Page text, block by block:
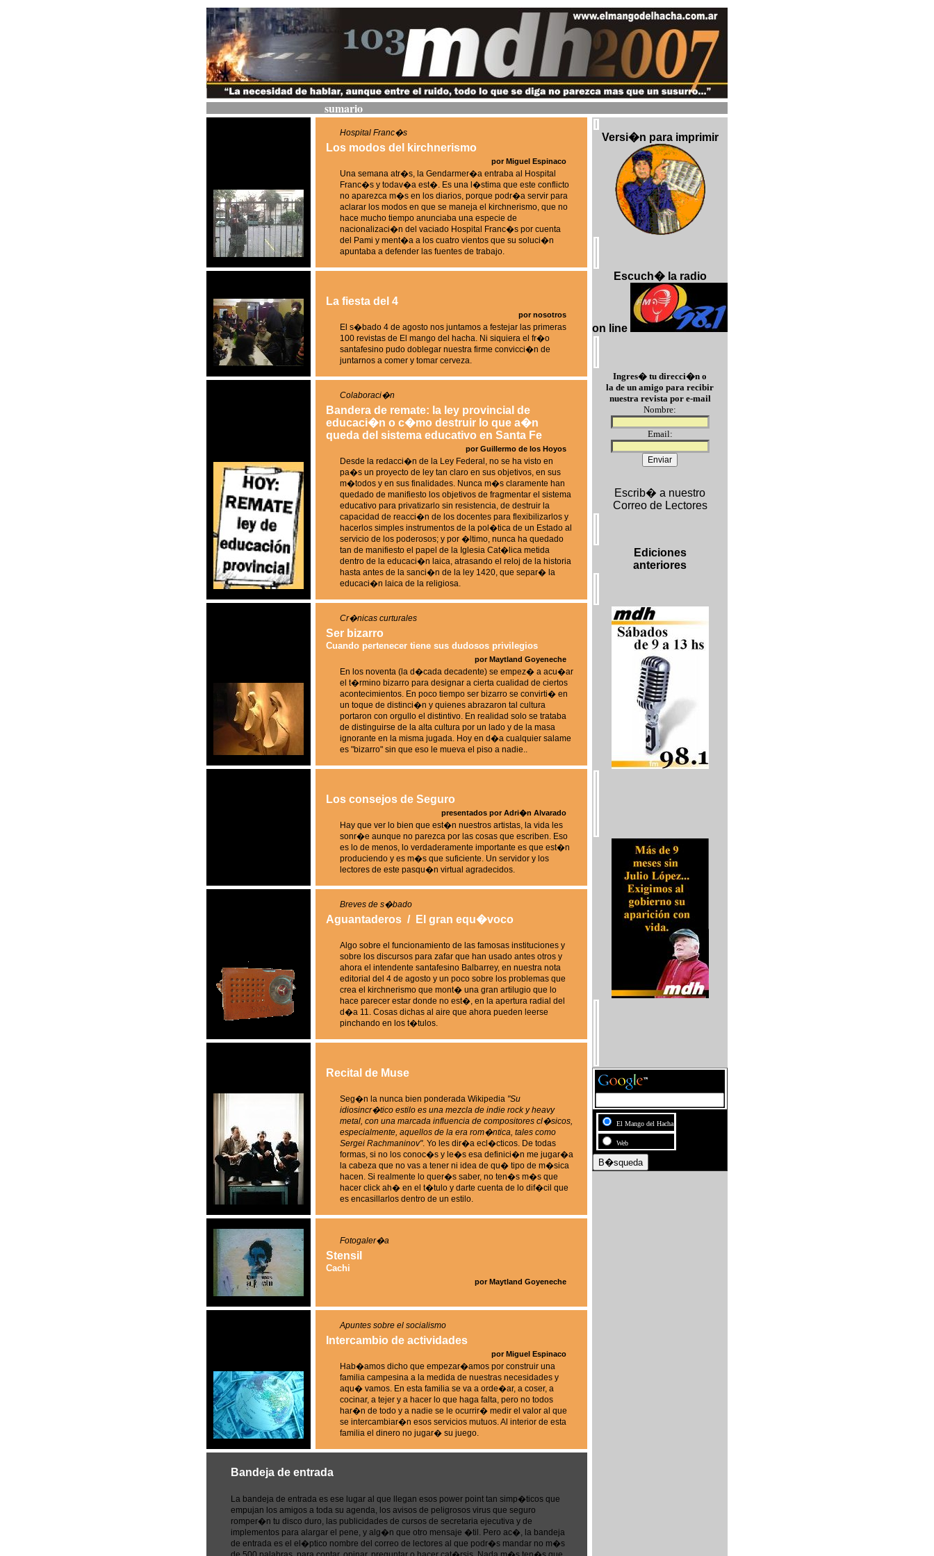
sumario
Hospital Franc�s
Los modos del kirchnerismo
por Miguel Espinaco
Una semana atr�s, la Gendarmer�a entraba al Hospital
Franc�s y todav�a est�. Es una l�stima que este conflicto
no aparezca m�s en los diarios, porque podr�a servir para
aclarar los modos en que se maneja el kirchnerismo, que no
hace mucho tiempo anunciaba una especie de
nacionalizaci�n del vaciado Hospital Franc�s por cuenta
del Pami y ment�a a los cuatro vientos que su soluci�n
apuntaba a defender las fuentes de trabajo.
Versi�n para imprimir
Escuch� la radio
on line
Ingres� tu direcci�n o
la de un amigo para recibir
nuestra revista por e-mail
Nombre:
Email:
Escrib� a nuestro
Correo de Lectores
Ediciones
anteriores
El Mango del Hacha
Web
La fiesta del 4
por nosotros
El s�bado 4 de agosto nos juntamos a festejar las primeras
100 revistas de El mango del hacha. Ni siquiera el fr�o
santafesino pudo doblegar nuestra firme convicci�n de
juntarnos a comer y tomar cerveza.
Colaboraci�n
Bandera de remate: la ley provincial de
educaci�n o c�mo destruir lo que a�n
queda del sistema educativo en Santa Fe
por Guillermo de los Hoyos
Desde la redacci�n de la Ley Federal, no se ha visto en
pa�s un proyecto de ley tan claro en sus objetivos, en sus
m�todos y en sus finalidades. Nunca m�s claramente han
quedado de manifiesto los objetivos de fragmentar el sistema
educativo para privatizarlo sin resistencia, de destruir la
capacidad de reacci�n de los docentes para flexibilizarlos y
hacerlos simples instrumentos de la pol�tica de un Estado al
servicio de los poderosos; y por �ltimo, nunca ha quedado
tan de manifiesto el papel de la Iglesia Cat�lica metida
dentro de la educaci�n laica, atrasando el reloj de la historia
hasta antes de la sanci�n de la ley 1420, que separ� la
educaci�n laica de la religiosa.
Cr�nicas curturales
Ser bizarro
Cuando pertenecer tiene sus dudosos privilegios
por Maytland Goyeneche
En los noventa (la d�cada decadente) se empez� a acu�ar
el t�rmino bizarro para designar a cierta cualidad de ciertos
acontecimientos. En poco tiempo ser bizarro se convirti� en
un toque de distinci�n y quienes abrazaron tal cultura
portaron con orgullo el distintivo. En realidad solo se trataba
de distinguirse de la alta cultura por un lado y de la masa
ignorante en la misma jugada. Hoy en d�a cualquier salame
es "bizarro" sin que eso le mueva el piso a nadie..
Los consejos de Seguro
presentados por Adri�n Alvarado
Hay que ver lo bien que est�n nuestros artistas, la vida les
sonr�e aunque no parezca por las cosas que escriben. Eso
es lo de menos, lo verdaderamente importante es que est�n
produciendo y es m�s que suficiente. Un servidor y los
lectores de este pasqu�n virtual agradecidos.
Breves de s�bado
Aguantaderos / El gran equ�voco
Algo sobre el funcionamiento de las famosas instituciones y
sobre los discursos para zafar que han usado antes otros y
ahora el intendente santafesino Balbarrey, en nuestra nota
editorial del 4 de agosto y un poco sobre los problemas que
crea el kirchnerismo que mont� una gran artilugio que lo
hace parecer estar donde no est�, en la apertura radial del
d�a 11. Cosas dichas al aire que ahora pueden leerse
pinchando en los t�tulos.
Recital de Muse
Seg�n la nunca bien ponderada Wikipedia "Su
idiosincr�tico estilo es una mezcla de indie rock y heavy
metal, con una marcada influencia de compositores cl�sicos,
especialmente, aquellos de la era rom�ntica, tales como
Sergei Rachmaninov". Yo les dir�a ecl�cticos. De todas
formas, si no los conoc�s y le�s esa definici�n me jugar�a
la cabeza que no vas a tener ni idea de qu� tipo de m�sica
hacen. Si realmente lo quer�s saber, no ten�s m�s que
hacer click ah� en el t�tulo y darte cuenta de lo dif�cil que
es encasillarlos dentro de un estilo.
Fotogaler�a
Stensil
Cachi
por Maytland Goyeneche
Apuntes sobre el socialismo
Intercambio de actividades
por Miguel Espinaco
Hab�amos dicho que empezar�amos por construir una
familia campesina a la medida de nuestras necesidades y
aqu� vamos. En esta familia se va a orde�ar, a coser, a
cocinar, a tejer y a hacer lo que haga falta, pero no todos
har�n de todo y a nadie se le ocurrir� medir el valor al que
se intercambiar�n esos servicios mutuos. Al interior de esta
familia el dinero no jugar� su juego.
Bandeja de entrada
La bandeja de entrada es ese lugar al que llegan esos power point tan simp�ticos que
empujan los amigos a toda su agenda, los avisos de peligrosos virus que seguro
romper�n tu disco duro, las publicidades de cursos de secretaria ejecutiva y de
implementos para alargar el pene, y alg�n que otro mensaje �til. Pero ac�, la bandeja
de entrada es el el�ptico nombre del correo de lectores al que podr�s mandar no m�s